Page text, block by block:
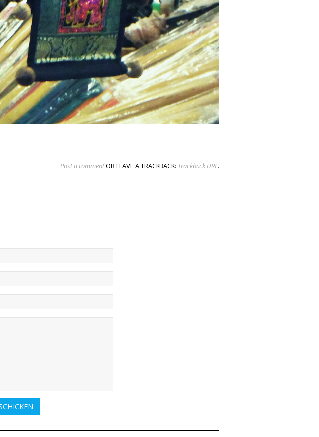
Post a commentOR LEAVE A TRACKBACK: Trackback URL.